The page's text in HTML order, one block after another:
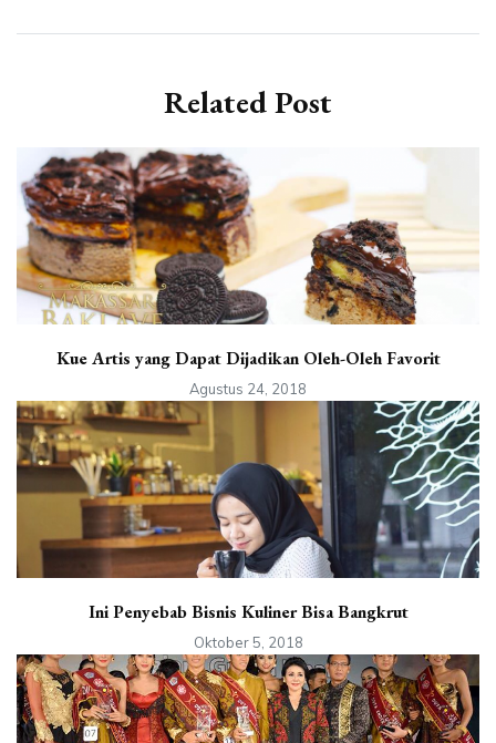
Related Post
Kue Artis yang Dapat Dijadikan Oleh-Oleh Favorit
Agustus 24, 2018
Ini Penyebab Bisnis Kuliner Bisa Bangkrut
Oktober 5, 2018